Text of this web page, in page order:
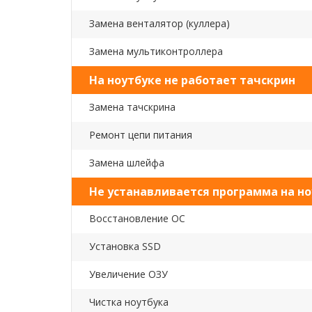
Замена венталятор (куллера)
Замена мультиконтроллера
На ноутбуке не работает тачскрин
Замена тачскрина
Ремонт цепи питания
Замена шлейфа
Не устанавливается программа на
Восстановление ОС
Установка SSD
Увеличение ОЗУ
Чистка ноутбука